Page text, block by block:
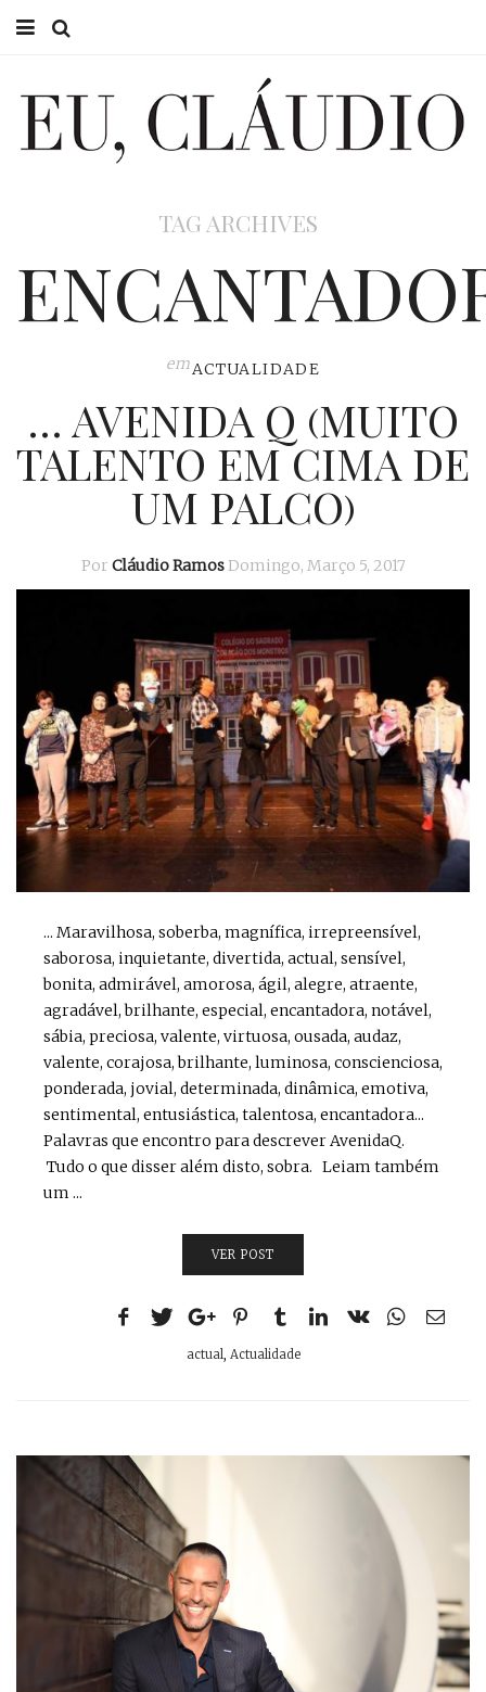
EU CLÁUDIO
EU, PAI
TAG ARCHIVES
emACTUALIDADE
… AVENIDA Q (MUITO
TALENTO EM CIMA DE
UM PALCO)
Por Cláudio RamosDomingo, Março 5, 2017
... Maravilhosa, soberba, magnífica, irrepreensível,
saborosa, inquietante, divertida, actual, sensível,
bonita, admirável, amorosa, ágil, alegre, atraente,
agradável, brilhante, especial, encantadora, notável,
sábia, preciosa, valente, virtuosa, ousada, audaz,
valente, corajosa, brilhante, luminosa, conscienciosa,
ponderada, jovial, determinada, dinâmica, emotiva,
sentimental, entusiástica, talentosa, encantadora...
Palavras que encontro para descrever AvenidaQ.
Tudo o que disser além disto, sobra. Leiam também
um ...
VER POST
actual, Actualidade